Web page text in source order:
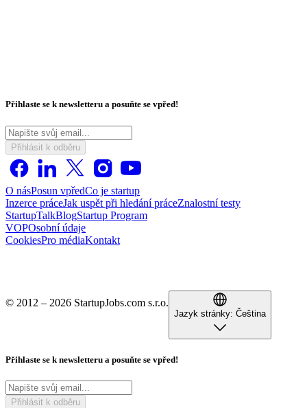
Přihlaste se k newsletteru a posuňte se vpřed!
Přihlásit k odběru
O násPosun vpředCo je startup
Inzerce práceJak uspět při hledání práceZnalostní testy
StartupTalkBlogStartup Program
VOPOsobní údaje
CookiesPro médiaKontakt
© 2012 – 2026 StartupJobs.com s.r.o.
Jazyk stránky: Čeština
Přihlaste se k newsletteru a posuňte se vpřed!
Přihlásit k odběru